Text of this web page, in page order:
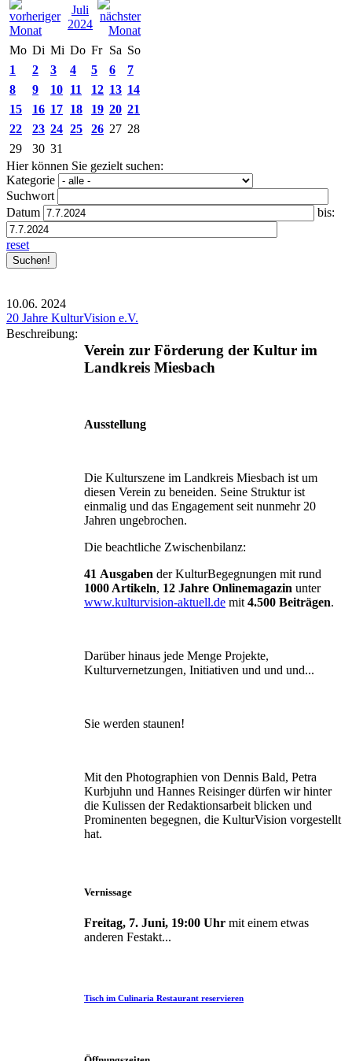
Juli
2024
Mo Di Mi Do Fr Sa So
1
2 3 4 5 6
7
8
9 10 11 12 13 14
15
16 17 18 19 20 21
22
23 24 25 26 27 28
29
30 31
Hier können Sie gezielt suchen:
Kategorie
Suchwort
Datum
bis:
reset
10.06. 2024
20 Jahre KulturVision e.V.
Beschreibung:
Verein zur Förderung der Kultur im
Landkreis Miesbach
Ausstellung
Die Kulturszene im Landkreis Miesbach ist um
diesen Verein zu beneiden. Seine Struktur ist
einmalig und das Engagement seit nunmehr 20
Jahren ungebrochen.
Die beachtliche Zwischenbilanz:
41 Ausgaben der KulturBegegnungen mit rund
1000 Artikeln, 12 Jahre Onlinemagazin unter
www.kulturvision-aktuell.de mit 4.500 Beiträgen.
Darüber hinaus jede Menge Projekte,
Kulturvernetzungen, Initiativen und und und...
Sie werden staunen!
Mit den Photographien von Dennis Bald, Petra
Kurbjuhn und Hannes Reisinger dürfen wir hinter
die Kulissen der Redaktionsarbeit blicken und
Prominenten begegnen, die KulturVision vorgestellt
hat.
Vernissage
Freitag, 7. Juni, 19:00 Uhr mit einem etwas
anderen Festakt...
Tisch im Culinaria Restaurant reservieren